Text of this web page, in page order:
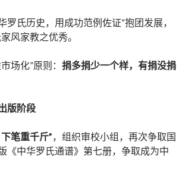
罗氏历史，用成功范例佐证“抱团发展，
风家教之优秀。
场化”原则： 捐多捐少一个样，有捐没捐
版阶段
笔重千斤”，组织审校小组，再次争取国
《中华罗氏通谱》第七册，争取成为中